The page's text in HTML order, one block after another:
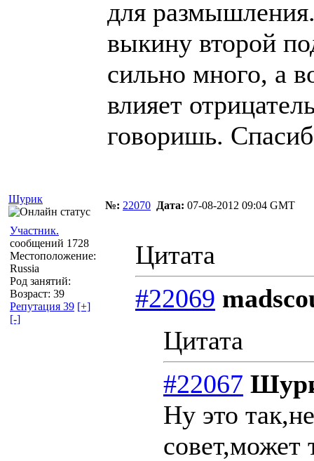
для
выкину второй
сильно много, а
влияет
говоришь.
Шурик
№: 22070 Дата: 07-08-2012 09:04 GMT
Участник.
сообщений 1728
Местоположение:
Russia
Род занятий:
Возраст: 39
Репутация 39 [+]
[-]
Цитата
#22069
Цитата
#22067
Ну это
совет,может